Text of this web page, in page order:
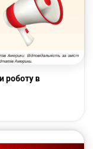
роботу в